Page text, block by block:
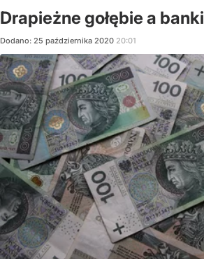
Drapieżne gołębie a banki
Dodano: 25 października 2020 20:01